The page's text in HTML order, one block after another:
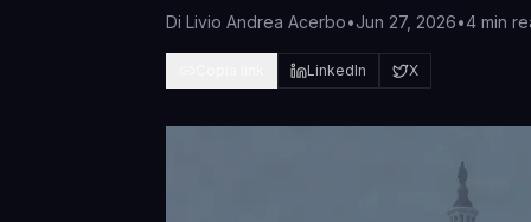
Di Livio Andrea Acerbo•Jun 27, 2026•4 min
LinkedIn X